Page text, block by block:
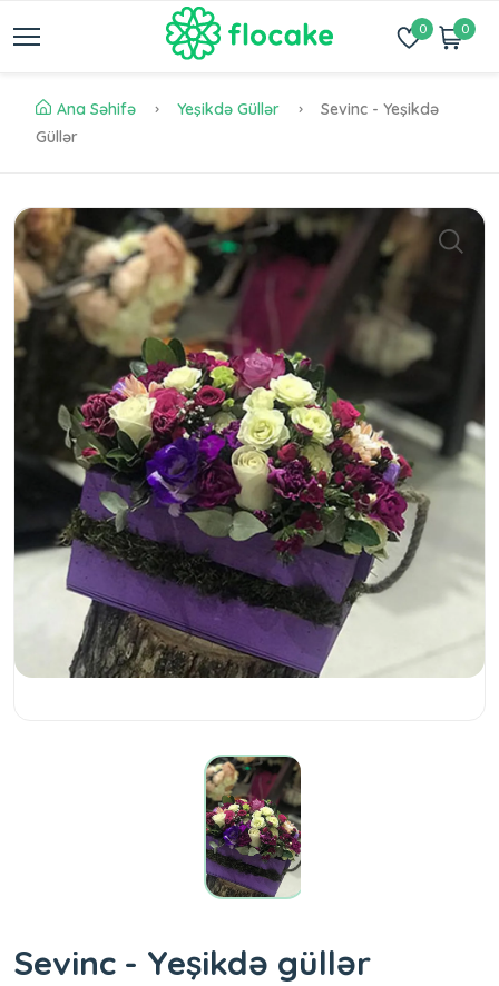
0 0
Ana Səhifə Yeşikdə Güllər
Sevinc - Yeşikdə
Güllər
Sevinc - Yeşikdə güllər